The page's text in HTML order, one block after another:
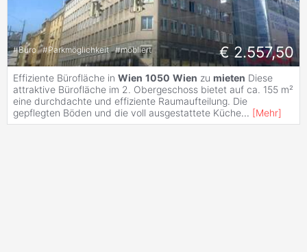
#Büro #Parkmöglichkeit #möbliert € 2.557,50
Effiziente Bürofläche in Wien 1050 Wien zu mieten Diese
attraktive Bürofläche im 2. Obergeschoss bietet auf ca. 155 m²
eine durchdachte und effiziente Raumaufteilung. Die
gepflegten Böden und die voll ausgestattete Küche... [Mehr]